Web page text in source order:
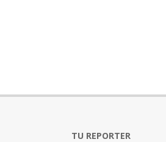
TU REPORTER